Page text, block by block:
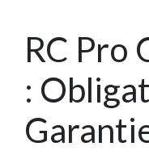
RC Pro
: